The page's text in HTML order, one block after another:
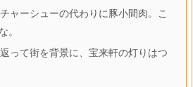
ャーシューの代わりに豚小間肉。こ
。
って街を背景に、宝来軒の灯りはつ